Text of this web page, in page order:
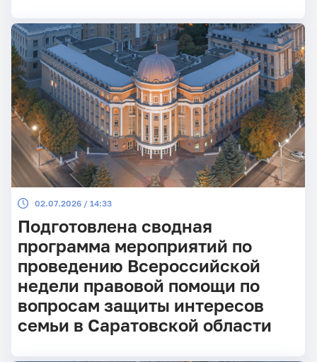
02.07.2026 / 14:33
Подготовлена сводная
программа мероприятий по
проведению Всероссийской
недели правовой помощи по
вопросам защиты интересов
семьи в Саратовской области